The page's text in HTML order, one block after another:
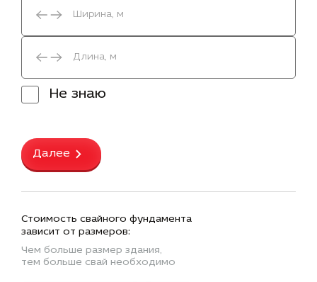
Не знаю
Далее
Стоимость свайного фундамента
зависит от размеров:
Чем больше размер здания,
тем больше свай необходимо